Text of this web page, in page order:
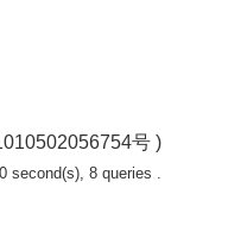
号 )
second(s), 8 queries .